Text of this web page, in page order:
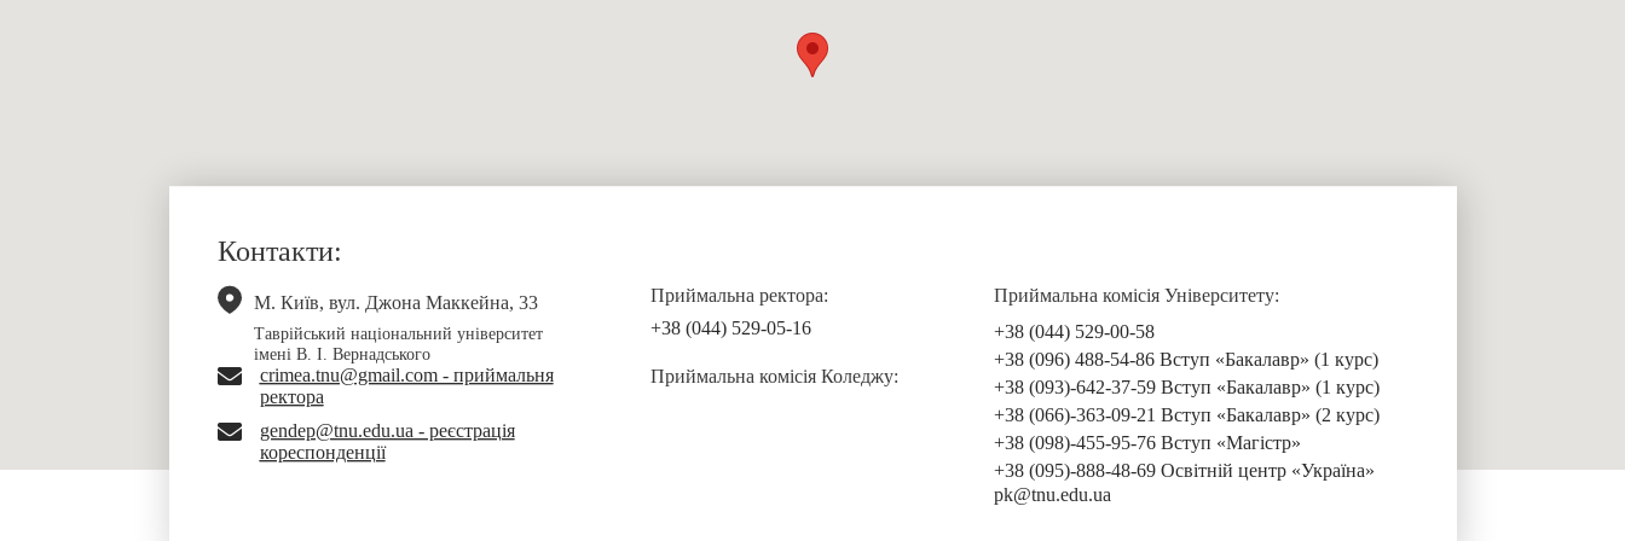
Контакти:
М. Київ, вул. Джона Маккейна, 33
Таврійський національний університет
імені В. І. Вернадського
crimea.tnu@gmail.com - приймальня
ректора
gendep@tnu.edu.ua - реєстрація
кореспонденції
Приймальна ректора:
+38 (044) 529-05-16
Приймальна комісія Коледжу:
Приймальна комісія Університету:
+38 (044) 529-00-58
+38 (096) 488-54-86 Вступ «Бакалавр» (1 курс)
+38 (093)-642-37-59 Вступ «Бакалавр» (1 курс)
+38 (066)-363-09-21 Вступ «Бакалавр» (2 курс)
+38 (098)-455-95-76 Вступ «Магістр»
+38 (095)-888-48-69 Освітній центр «Україна»
pk@tnu.edu.ua